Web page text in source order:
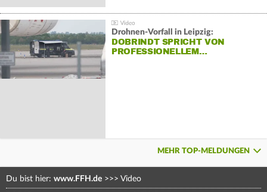
Drohnen-Vorfall in Leipzig:
DOBRINDT SPRICHT VON
PROFESSIONELLEM…
MEHR TOP-MELDUNGEN
Du bist hier: www.FFH.de >>> Video